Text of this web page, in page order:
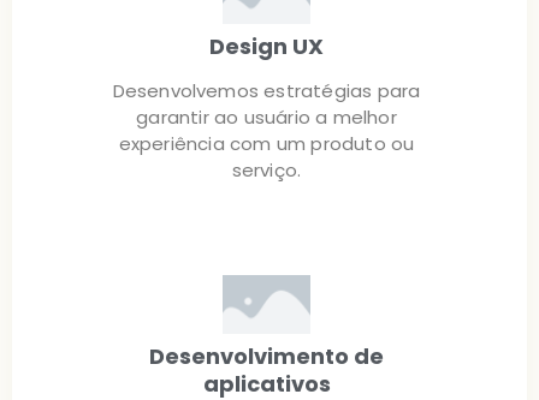
Design UX
Desenvolvemos estratégias para
garantir ao usuário a melhor
experiência com um produto ou
serviço.
Desenvolvimento de
aplicativos